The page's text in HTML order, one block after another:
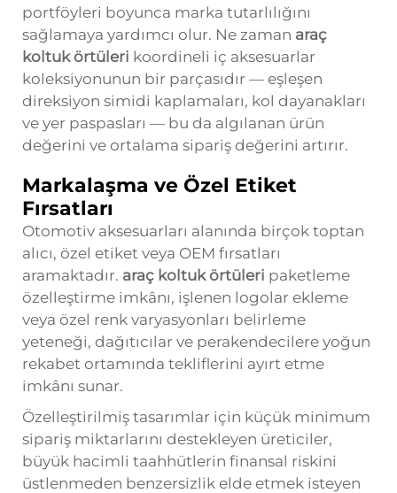
portföyleri boyunca marka tutarlılığını
sağlamaya yardımcı olur. Ne zaman araç
koltuk örtüleri koordineli iç aksesuarlar
koleksiyonunun bir parçasıdır — eşleşen
direksiyon simidi kaplamaları, kol dayanakları
ve yer paspasları — bu da algılanan ürün
değerini ve ortalama sipariş değerini artırır.
Markalaşma ve Özel Etiket
Fırsatları
Otomotiv aksesuarları alanında birçok toptan
alıcı, özel etiket veya OEM fırsatları
aramaktadır. araç koltuk örtüleri paketleme
özelleştirme imkânı, işlenen logolar ekleme
veya özel renk varyasyonları belirleme
yeteneği, dağıtıcılar ve perakendecilere yoğun
rekabet ortamında tekliflerini ayırt etme
imkânı sunar.
Özelleştirilmiş tasarımlar için küçük minimum
sipariş miktarlarını destekleyen üreticiler,
büyük hacimli taahhütlerin finansal riskini
üstlenmeden benzersizlik elde etmek isteyen